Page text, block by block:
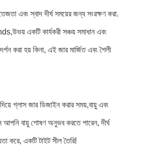
এবং স্বাদ দীর্ঘ সময়ের জন্য সংরক্ষণ করা.
একটি কার্যকরী সঞ্চয় সমাধান এবং
হয় কিনা, এই জার মার্জিত এবং শৈলী
গ্লাস জার ডিজাইন করার সময়,বায়ু এবং
আপনি বায়ু শোষণ অনুভব করতে পারেন, দীর্ঘ
করে, একটি টাইট সীল তৈরি!